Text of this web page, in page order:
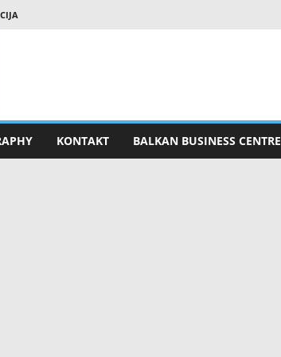
KONTAKT BALKAN BUSINESS CENTRE